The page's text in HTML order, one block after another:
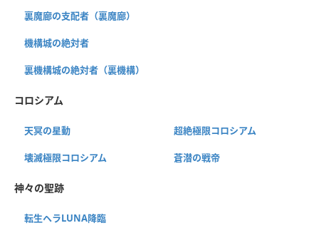
裏魔廊の支配者（裏魔廊）
機構城の絶対者
裏機構城の絶対者（裏機構）
コロシアム
天冥の星動 超絶極限コロシアム
壊滅極限コロシアム 蒼潜の戦帝
神々の聖跡
転生ヘラLUNA降臨